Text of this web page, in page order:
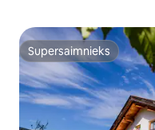
Supersaimnieks
Supersaimnieks